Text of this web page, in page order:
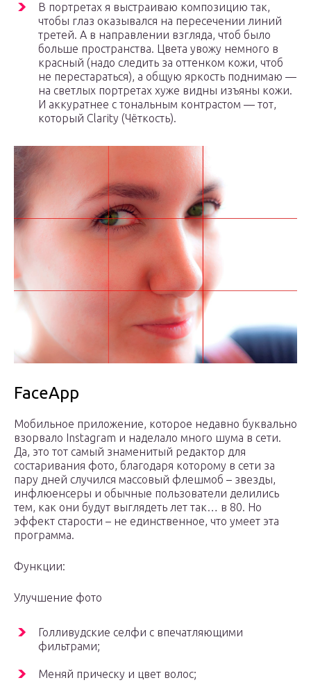
В портретах я выстраиваю композицию так,
чтобы глаз оказывался на пересечении линий
третей. А в направлении взгляда, чтоб было
больше пространства. Цвета увожу немного в
красный (надо следить за оттенком кожи, чтоб
не перестараться), а общую яркость поднимаю —
на светлых портретах хуже видны изъяны кожи.
И аккуратнее с тональным контрастом — тот,
который Clarity (Чёткость).
FaceApp
Мобильное приложение, которое недавно буквально
взорвало Instagram и наделало много шума в сети.
Да, это тот самый знаменитый редактор для
состаривания фото, благодаря которому в сети за
пару дней случился массовый флешмоб – звезды,
инфлюенсеры и обычные пользователи делились
тем, как они будут выглядеть лет так… в 80. Но
эффект старости – не единственное, что умеет эта
программа.
Функции:
Улучшение фото
Голливудские селфи с впечатляющими
фильтрами;
Меняй прическу и цвет волос;